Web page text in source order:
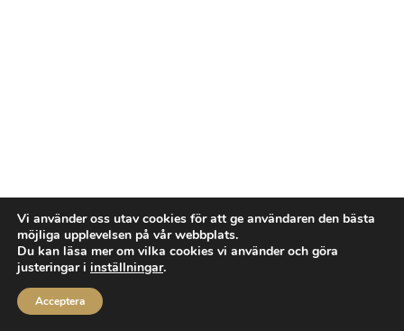
Vi använder oss utav cookies för att ge användaren den bästa
möjliga upplevelsen på vår webbplats.
Du kan läsa mer om vilka cookies vi använder och göra
justeringar i inställningar.
Acceptera